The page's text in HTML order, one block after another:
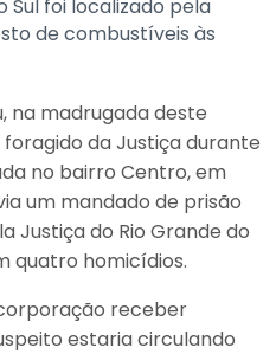
Sul foi localizado pela
de combustíveis às
na madrugada deste
da Justiça durante
no bairro Centro, em
um mandado de prisão
Justiça do Rio Grande do
quatro homicídios.
receber
estaria circulando